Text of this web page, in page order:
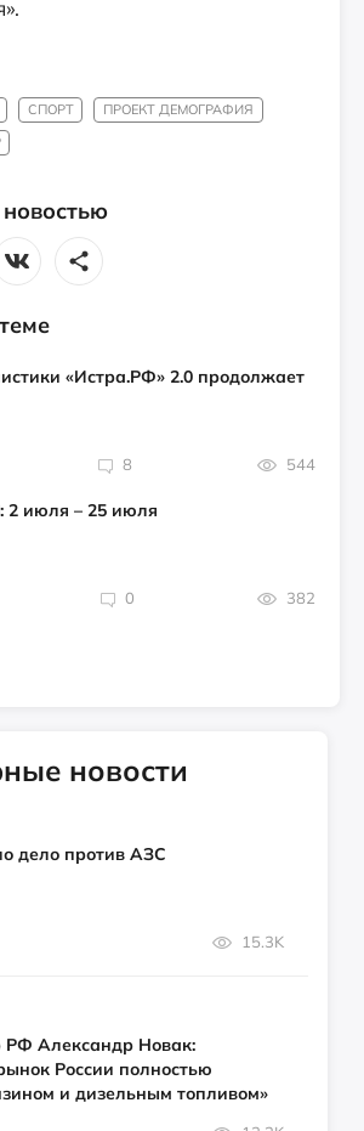
СПОРТ
ПРОЕКТ ДЕМОГРАФИЯ
«Истра.РФ» 2.0 продолжает
8 544
2 июля – 25 июля
0 382
новости
дело против АЗС
15.3K
РФ Александр Новак:
России полностью
и дизельным топливом»